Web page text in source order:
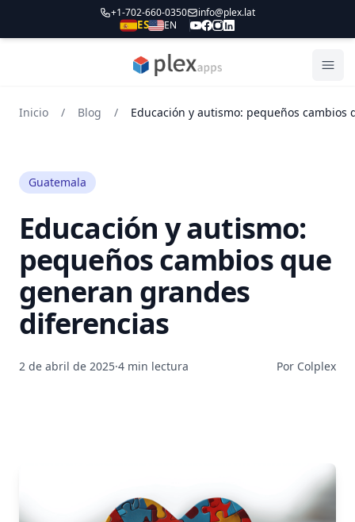
+1-702-660-0350 info@plex.lat
ES EN
PLEXapps
Inicio / Blog /
Guatemala
Educación y autismo:
pequeños cambios que
generan grandes
diferencias
2 de abril de 2025·4 min lectura Por Colplex